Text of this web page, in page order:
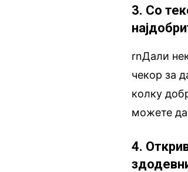
3. Со
rnДали
чекор за
колку
можете да
4.